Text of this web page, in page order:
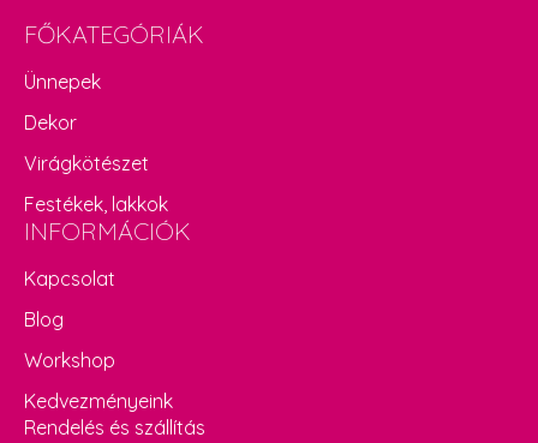
FŐKATEGÓRIÁK
Ünnepek
Dekor
Virágkötészet
Festékek, lakkok
INFORMÁCIÓK
Kapcsolat
Blog
Workshop
Kedvezményeink
Rendelés és szállítás